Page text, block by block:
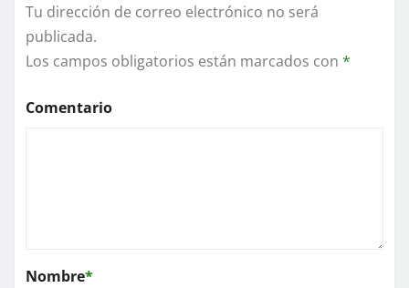
Tu dirección de correo electrónico no será
publicada.
Los campos obligatorios están marcados con *
Comentario
Nombre*